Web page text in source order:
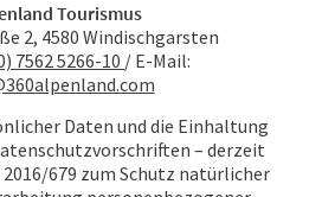
Tourismus
2, 4580 Windischgarsten
7562 5266-10 / E-Mail:
Daten und die Einhaltung
– derzeit
2016/679 zum Schutz natürlicher